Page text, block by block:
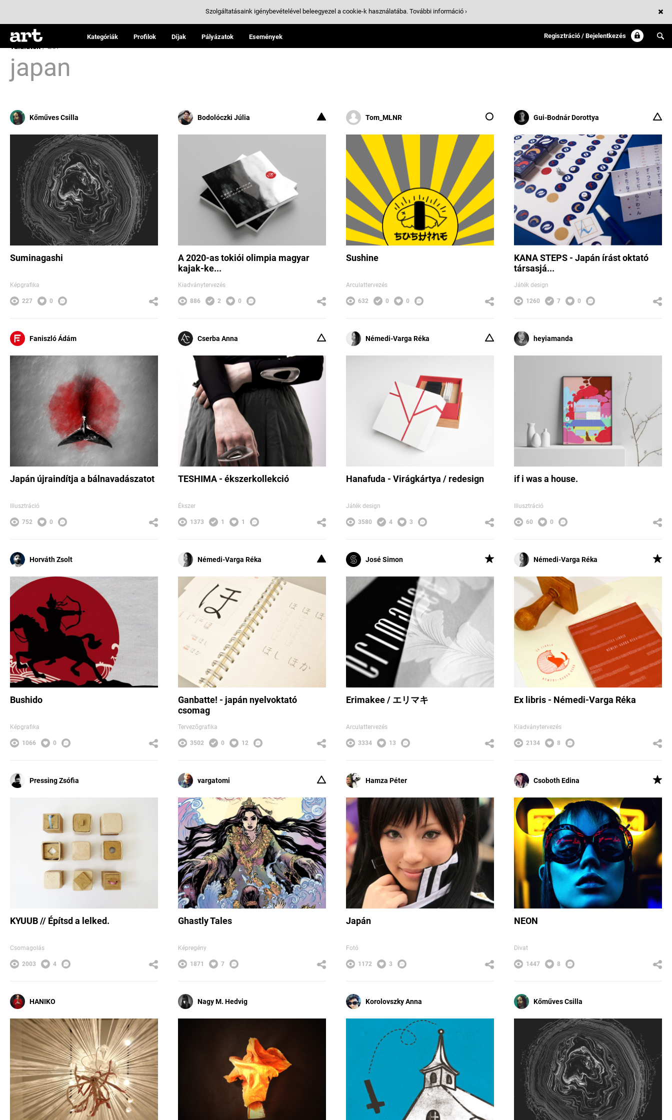
Kategóriák Profilok Díjak Pályázatok Események Regisztráció / Bejelentkezés
Találatok/ 20:
japan
Kőműves Csilla
Suminagashi
Képgrafika
227 0
Bodolóczki Júlia
A 2020-as tokiói olimpia magyar
kajak-ke...
Kiadványtervezés
886 2 0
Tom_MLNR
Sushine
Arculattervezés
632 0 0
Gui-Bodnár Dorottya
KANA STEPS - Japán írást oktató
társasjá...
Játék design
1260 7 0
Faniszló Ádám
Japán újraindítja a bálnavadászatot
Illusztráció
752 0
Cserba Anna
TESHIMA - ékszerkollekció
Ékszer
1373 1 1
Némedi-Varga Réka
Hanafuda - Virágkártya / redesign
Játék design
3580 4 3
heyiamanda
if i was a house.
Illusztráció
60 0
Horváth Zsolt
Bushido
Képgrafika
1066 0
Némedi-Varga Réka
Ganbatte! - japán nyelvoktató
csomag
Tervezőgrafika
3502 0 12
José Simon
Erimakee / エリマキ
Arculattervezés
3334 13
Némedi-Varga Réka
Ex libris - Némedi-Varga Réka
Kiadványtervezés
2134 8
Pressing Zsófia
KYUUB // Építsd a lelked.
Csomagolás
2003 4
vargatomi
Ghastly Tales
Képregény
1871 7
Hamza Péter
Japán
Fotó
1172 3
Csoboth Edina
NEON
Divat
1447 8
HANIKO Nagy M. Hedvig Korolovszky Anna Kőműves Csilla
Szolgáltatásaink igénybevételével beleegyezel a cookie-k használatába. További információ ›